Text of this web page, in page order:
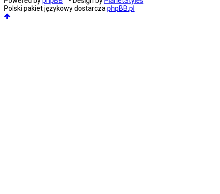
Polski pakiet językowy dostarczaphpBB.pl